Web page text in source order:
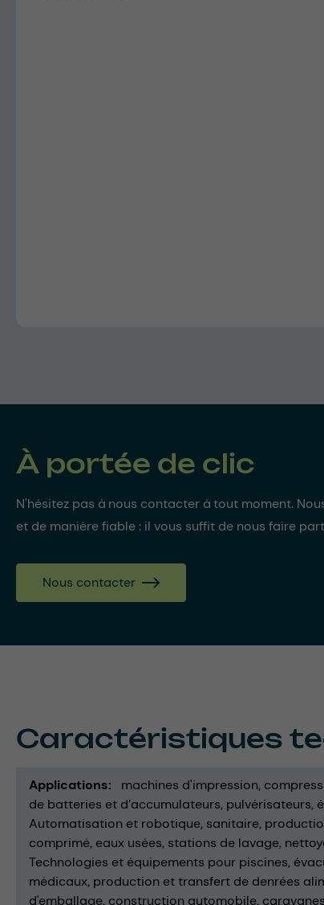
À portée de clic
N'hésitez pas à nous contacter à tout moment.
et de manière fiable : il vous suffit de nous faire
Nous contacter
Caractéristiques
Applications machines d'impression
de batteries et d’accumulateurs pulvérisateurs
Automatisation et robotique sanitaire
comprimé eaux usées stations de lavage
Technologies et équipements pour piscines
médicaux production et transfert de denrées
d'emballage construction automobile